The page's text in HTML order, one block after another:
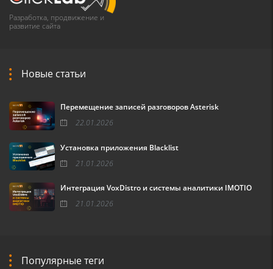
Разработка, продвижение и
развитие сайта
Новые статьи
Перемещение записей разговоров Asterisk
22.01.2026
Установка приложения Blacklist
21.01.2026
Интеграция VoxDistro и системы аналитики IMOTIO
21.01.2026
Популярные теги